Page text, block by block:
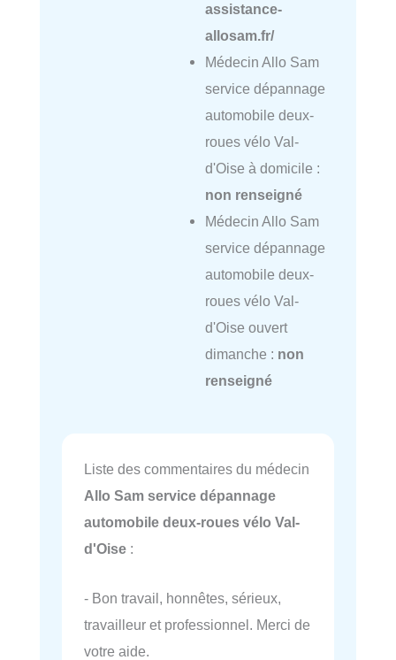
assistance-
allosam.fr/
Médecin Allo Sam
service dépannage
automobile deux-
roues vélo Val-
d'Oise à domicile :
non renseigné
Médecin Allo Sam
service dépannage
automobile deux-
roues vélo Val-
d'Oise ouvert
dimanche : non
renseigné
Liste des commentaires du médecin
Allo Sam service dépannage
automobile deux-roues vélo Val-
d'Oise :
- Bon travail, honnêtes, sérieux,
travailleur et professionnel. Merci de
votre aide.